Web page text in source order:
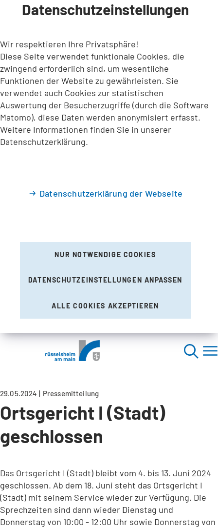
INHALT ANSPRINGEN
Datenschutzeinstellungen
Wir respektieren Ihre Privatsphäre!
Diese Seite verwendet funktionale Cookies, die
zwingend erforderlich sind, um wesentliche
Funktionen der Website zu gewährleisten. Sie
verwendet auch Cookies zur statistischen
Auswertung der Besucherzugriffe (durch die Software
Matomo), diese Daten werden anonymisiert erfasst.
Weitere Informationen finden Sie in unserer
Datenschutzerklärung.
Datenschutzerklärung der Webseite
NUR NOTWENDIGE COOKIES
DATENSCHUTZEINSTELLUNGEN ANPASSEN
ALLE COOKIES AKZEPTIEREN
29.05.2024 Pressemitteilung
Ortsgericht I (Stadt)
geschlossen
Das Ortsgericht I (Stadt) bleibt vom 4. bis 13. Juni 2024
geschlossen. Ab dem 18. Juni steht das Ortsgericht I
(Stadt) mit seinem Service wieder zur Verfügung. Die
Sprechzeiten sind dann wieder Dienstag und
Donnerstag von 10:00 - 12:00 Uhr sowie Donnerstag von